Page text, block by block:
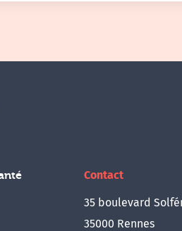
Contact
35 boulevard
35000 Rennes